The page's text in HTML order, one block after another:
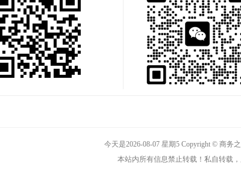
今天是2026-08-07 星期5 Copyright © 商务
本站内所有信息禁止转载！私自转载